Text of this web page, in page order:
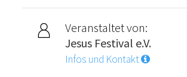
Veranstaltet von:
Jesus Festival e.V.
Infos und Kontakt